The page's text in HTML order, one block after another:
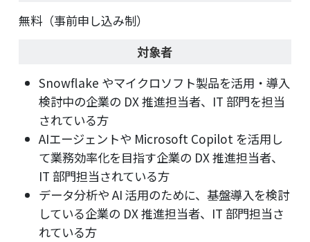
無料（事前申し込み制）
対象者
Snowflake やマイクロソフト製品を活用・導入
検討中の企業の DX 推進担当者、IT 部門を担当
されている方
AIエージェントや Microsoft Copilot を活用し
て業務効率化を目指す企業の DX 推進担当者、
IT 部門担当されている方
データ分析や AI 活用のために、基盤導入を検討
している企業の DX 推進担当者、IT 部門担当さ
れている方